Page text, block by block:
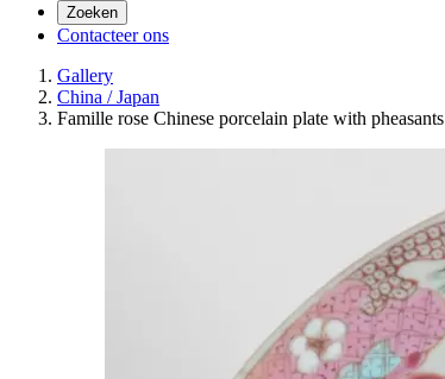
Zoeken
Contacteer ons
Gallery
China / Japan
Famille rose Chinese porcelain plate with pheasants